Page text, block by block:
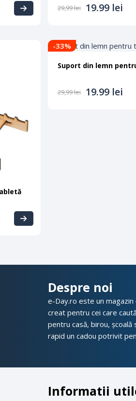
29,99lei 19.99 lei
-33%
Suport din lemn
29,99lei 19.99 lei
Despre noi
e-Day.ro este un
creat pentru cei care
pentru casă, birou,
rapid un cadou potrivit
Informatii